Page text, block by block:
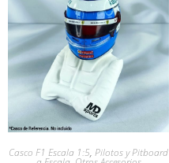
Casco F1 Escala 1:5, Pilotos y Pitboard